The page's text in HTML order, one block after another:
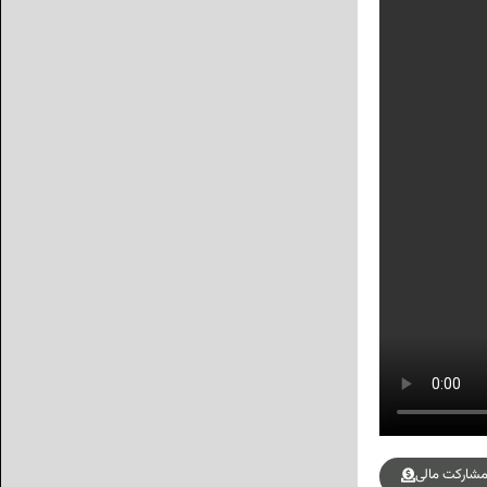
مشارکت مالی